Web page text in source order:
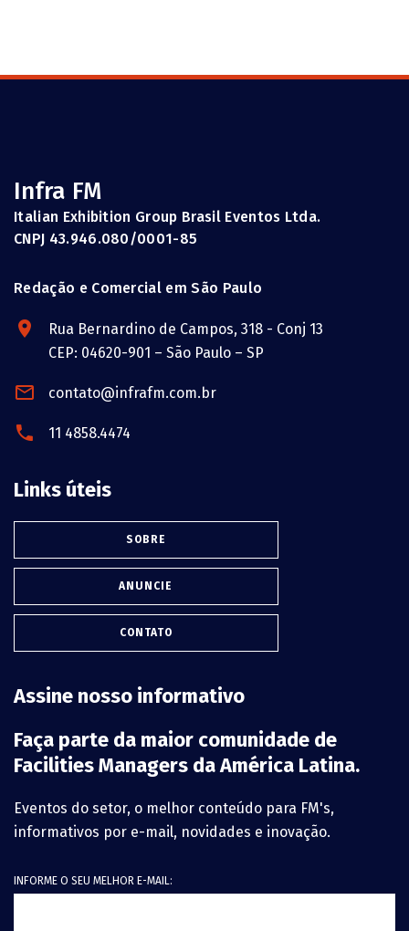
Infra FM
Italian Exhibition Group Brasil Eventos Ltda.
CNPJ 43.946.080/0001-85
Redação e Comercial em São Paulo
Rua Bernardino de Campos, 318 - Conj 13
CEP: 04620-901 – São Paulo – SP
contato@infrafm.com.br
11 4858.4474
Links úteis
SOBRE
ANUNCIE
CONTATO
Assine nosso informativo
Faça parte da maior comunidade de
Facilities Managers da América Latina.
Eventos do setor, o melhor conteúdo para FM's,
informativos por e-mail, novidades e inovação.
INFORME O SEU MELHOR E-MAIL: